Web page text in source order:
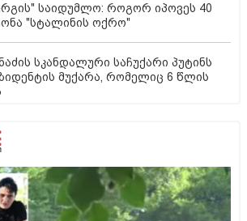
საიდუმლო: როგორ იპოვეს 40
"სტალინის ოქრო"
სკანდალური საჩუქარი პუტინს
მუქარა, რომელიც 6 წლის